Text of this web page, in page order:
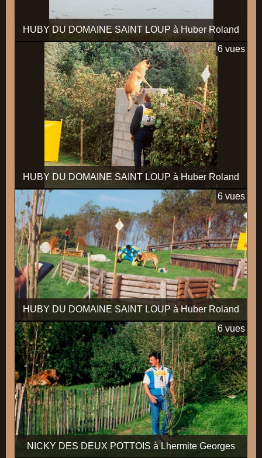
HUBY DU DOMAINE SAINT LOUP à Huber Roland
HUBY DU DOMAINE SAINT LOUP à Huber Roland
6 vues
HUBY DU DOMAINE SAINT LOUP à Huber Roland
6 vues
NICKY DES DEUX POTTOIS à Lhermite Georges
6 vues